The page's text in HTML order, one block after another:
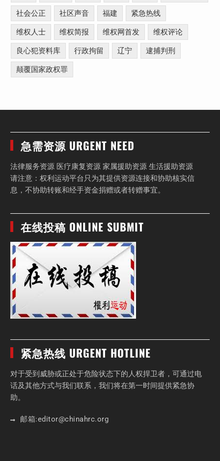
社会公正 社区声音 福建 紧急热线
维权人士 维权简报 维权网首发 维权评论
良心犯资料库 行政拘留 辽宁 逮捕判刑
颠覆国家政权罪
急需资源 URGENT NEED
法律服务资源 医疗康复资源 家属援助资源 生活援助资源
请注意：权利运动平台只为其提供资源连接和协助核实信
息，不协助转账和经手资金捐赠或者转赠事宜。
在线投稿 ONLINE SUBMIT
紧急热线 URGENT HOTLINE
对于受到威胁或正处于危险状态下的人权捍卫者，可通过电
话及其他方式与我们联系，我们将在第一时间提供紧急协
助。
邮箱:editor@chinahrc.org